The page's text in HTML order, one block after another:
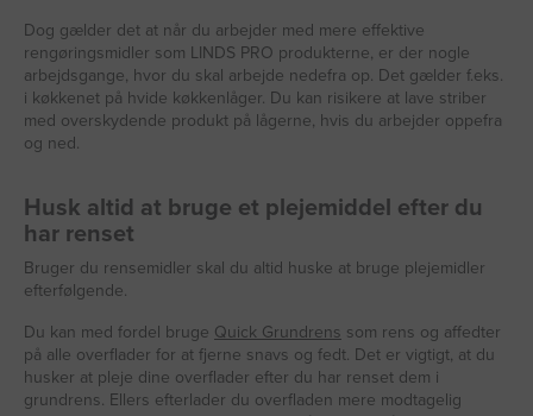
Dog gælder det at når du arbejder med mere effektive
rengøringsmidler som LINDS PRO produkterne, er der nogle
arbejdsgange, hvor du skal arbejde nedefra op. Det gælder f.eks.
i køkkenet på hvide køkkenlåger. Du kan risikere at lave striber
med overskydende produkt på lågerne, hvis du arbejder oppefra
og ned.
Husk altid at bruge et plejemiddel efter du
har renset
Bruger du rensemidler skal du altid huske at bruge plejemidler
efterfølgende.
Du kan med fordel bruge Quick Grundrens som rens og affedter
på alle overflader for at fjerne snavs og fedt. Det er vigtigt, at du
husker at pleje dine overflader efter du har renset dem i
grundrens. Ellers efterlader du overfladen mere modtagelig